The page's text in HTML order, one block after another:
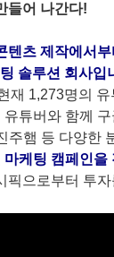
들어 나간다!
츠 제작에서
솔루션 회사입
재 1,273명의
유튜버와 함께
주햄 등 다양한
케팅 캠페인을
픽으로부터 투